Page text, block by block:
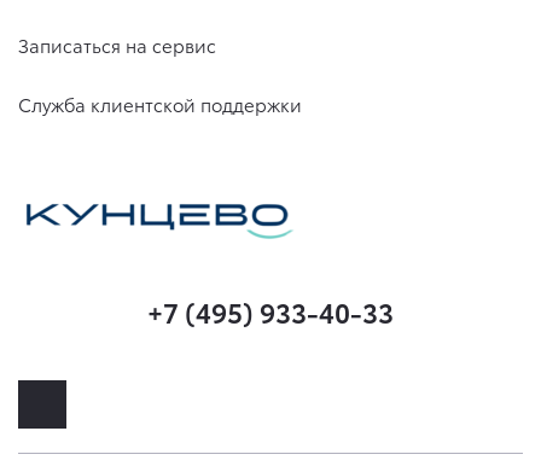
Записаться на сервис
Служба клиентской поддержки
+7 (495) 933-40-33